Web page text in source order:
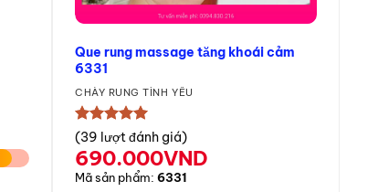
Que rung massage tăng khoái cảm
6331
CHÀY RUNG TÌNH YÊU
★★★★★
(39 lượt đánh giá)
690.000VND
Mã sản phẩm: 6331